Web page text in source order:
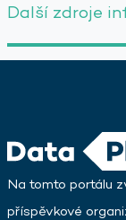
Další zdroje
Na tomto portálu
příspěvkové